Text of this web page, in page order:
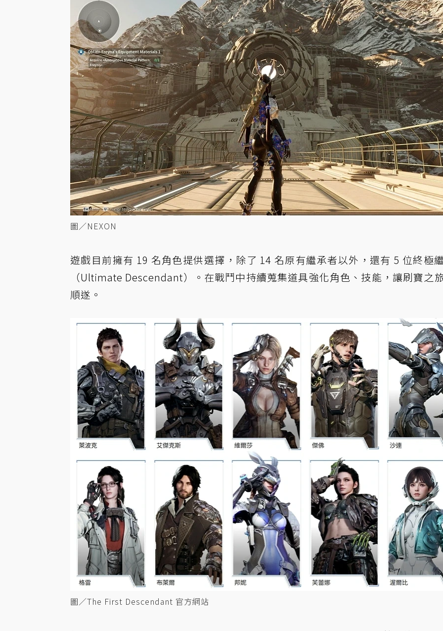
圖／NEXON
遊戲目前擁有 19 名角色提供選擇，除了 14 名原有繼承者以外，還有 5 位終極
（Ultimate Descendant）。在戰鬥中持續蒐集道具強化角色、技能，讓刷寶之
順遂。
圖／The First Descendant 官方網站